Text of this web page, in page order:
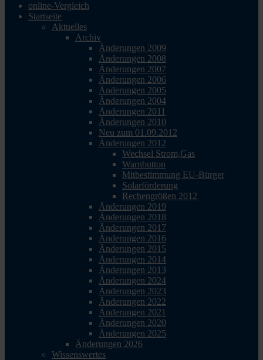
online-Vergleich
Startseite
Aktuelles
Archiv
Änderungen 2009
Änderungen 2008
Änderungen 2007
Änderungen 2006
Änderungen 2005
Änderungen 2004
Änderungen 2011
Änderungen 2010
Neu zum 01.09.2012
Änderungen 2012
Wechsel Strom,Gas
Warnbutton
Mitbestimmung EU-Bürger
Solarförderung
Rechengrößen 2012
Änderungen 2019
Änderungen 2018
Änderungen 2017
Änderungen 2016
Änderungen 2015
Änderungen 2014
Änderungen 2013
Änderungen 2024
Änderungen 2023
Änderungen 2022
Änderungen 2021
Änderungen 2020
Änderungen 2025
Änderungen 2026
Wissenswertes